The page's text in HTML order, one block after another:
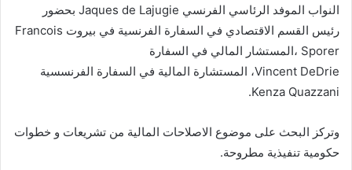
النواب الموفد الرئاسي الفرنسي Jaques de Lajugie بحضور
رئيس القسم الاقتصادي في السفارة الفرنسية في بيروت Francois
Sporer ،المستشار المالي في السفارة
Vincent DeDrie، المستشارة المالية في السفارة الفرنسسية
Kenza Quazzani.
وتركز البحث على موضوع الاصلاحات المالية من تشريعات و خطوات
حكومية تنفيذية مطروحة.